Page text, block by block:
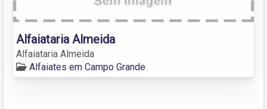
Alfaiataria Almeida
Alfaiataria Almeida
Alfaiates em Campo Grande